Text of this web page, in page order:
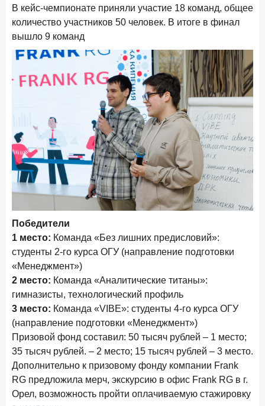
13 мая 2026 года ИССЛЕДОВАНИЕ
«Ни один зарубежный private банк не может
сравниться с российским»
6 мая 2026 года ИССЛЕДОВАНИЕ
По итогам апреля 2026 года объем выдач кредитов
составил 968 млрд руб.
ИССЛЕДОВАНИЕ
Конкуренция на рынке инвестиционно-страховых
продуктов усиливается
28 апреля 2026 года ИССЛЕДОВАНИЕ
Привязанность побеждает ставку? Как выбирают банк
для сбережений в 2026 году
ИССЛЕДОВАНИЕ
Банки скорректировали доходность вкладов после
снижения ключевой ставки до 14,5%
Цифра дня
Средний срок ипотеки на первичном рынке
26,8лет
Frank Data. Ипотека Поделиться
24 апреля 2026 года ИССЛЕДОВАНИЕ
Ипотека. Итоги работы крупнейших ипотечных банков
в марте 2026 года
В кейс-чемпионате приняли участие 18 команд, общее
количество участников 50 человек. В итоге в финал
вышло 9 команд
Победители
1 место: Команда «Без лишних предисловий»:
студенты 2-го курса ОГУ (направление подготовки
«Менеджмент»)
2 место: Команда «Аналитические титаны»:
гимназисты, технологический профиль
3 место: Команда «VIBE»: студенты 4-го курса ОГУ
(направление подготовки «Менеджмент»)
Призовой фонд составил: 50 тысяч рублей – 1 место;
35 тысяч рублей. – 2 место; 15 тысяч рублей – 3 место.
Дополнительно к призовому фонду компании Frank
RG предложила мерч, экскурсию в офис Frank RG в г.
Орел, возможность пройти оплачиваемую стажировку